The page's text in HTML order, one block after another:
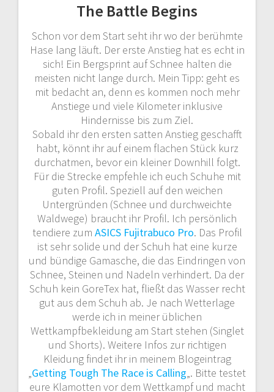
The Battle Begins
Schon vor dem Start seht ihr wo der berühmte
Hase lang läuft. Der erste Anstieg hat es echt in
sich! Ein Bergsprint auf Schnee halten die
meisten nicht lange durch. Mein Tipp: geht es
mit bedacht an, denn es kommen noch mehr
Anstiege und viele Kilometer inklusive
Hindernisse bis zum Ziel.
Sobald ihr den ersten satten Anstieg geschafft
habt, könnt ihr auf einem flachen Stück kurz
durchatmen, bevor ein kleiner Downhill folgt.
Für die Strecke empfehle ich euch Schuhe mit
guten Profil. Speziell auf den weichen
Untergründen (Schnee und durchweichte
Waldwege) braucht ihr Profil. Ich persönlich
tendiere zum ASICS Fujitrabuco Pro. Das Profil
ist sehr solide und der Schuh hat eine kurze
und bündige Gamasche, die das Eindringen von
Schnee, Steinen und Nadeln verhindert. Da der
Schuh kein GoreTex hat, fließt das Wasser recht
gut aus dem Schuh ab. Je nach Wetterlage
werde ich in meiner üblichen
Wettkampfbekleidung am Start stehen (Singlet
und Shorts). Weitere Infos zur richtigen
Kleidung findet ihr in meinem Blogeintrag
„Getting Tough The Race is Calling„. Bitte testet
eure Klamotten vor dem Wettkampf und macht